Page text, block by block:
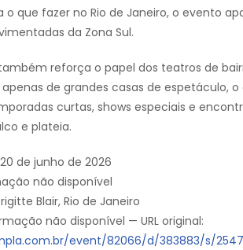
o que fazer no Rio de Janeiro, o evento
da Zona Sul.
reforça o papel dos teatros de
de grandes casas de espetáculo,
curtas, shows especiais e
e plateia.
de junho de 2026
não disponível
Blair, Rio de Janeiro
não disponível — URL original:
event/82066/d/383883/s/